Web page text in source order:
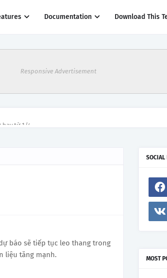
Documentation Download This
Responsive Advertisement
báo sẽ tiếp tục leo thang trong
liệu tăng mạnh.
SOCIAL
MOST